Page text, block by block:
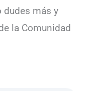
dudes más y
la Comunidad